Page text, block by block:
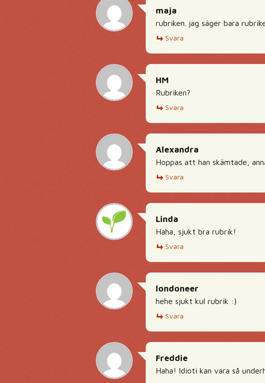
maja
rubriken. jag säger bara
Svara
HM
Rubriken?
Svara
Alexandra
Hoppas att han skämtade,
Svara
Linda
Haha, sjukt bra rubrik!
Svara
londoneer
hehe sjukt kul rubrik :)
Svara
Freddie
Haha! Idioti kan vara så